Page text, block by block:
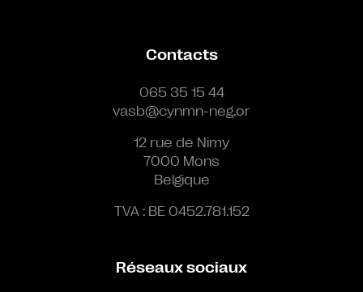
Contacts
065 35 15 44
vasb@cynmn-neg.or
12 rue de Nimy
7000 Mons
Belgique
TVA : BE 0452.781.152
Réseaux sociaux